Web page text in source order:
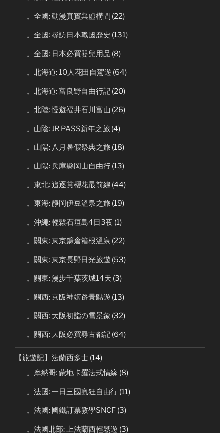
。全國: 動漫真實與虛構間 (22)
。全國: 尋訪日本戰國歷史 (131)
。全國: 日本必買嬰兒用品 (8)
。北海道: 10人花田自駕遊 (64)
。北海道: 富良野自由行記 (20)
。北陸: 慢遊福井石川富山 (26)
。山陰: JR PASS新年之旅 (4)
。山陽: 八月暑假祭典之旅 (18)
。山陽: 兵庫縣岡山自由行 (13)
。東北: 追逐賞櫻花最前線 (44)
。東海: 靜岡伊豆溫泉之旅 (19)
。沖繩: 輕鬆石垣島4日3夜 (1)
。關東: 東京鐮倉箱根溫泉 (22)
。關東: 東京長野日光旅遊 (53)
。關東: 漫步千葉茨城14天 (3)
。關西: 京阪神姬路景點遊 (13)
。關西: 大阪初詣の雪景象 (32)
。關西: 大阪必買尋古都記 (64)
【旅遊記】法蘭西多士 (14)
。摩納哥: 蒙地卡羅法式情緣 (8)
。法國: 一日三國瘋狂自由行 (11)
。法國: 國鐵訂票教學SNCF (3)
。法國北部: 上法蘭西輕鬆遊 (3)